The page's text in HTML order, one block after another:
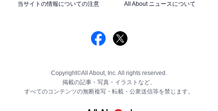
当サイトの情報についての注意
All About ニュースについて
Copyright©All About, Inc. All rights reserved.
掲載の記事・写真・イラストなど、
すべてのコンテンツの無断複写・転載・公衆送信等を禁じます。